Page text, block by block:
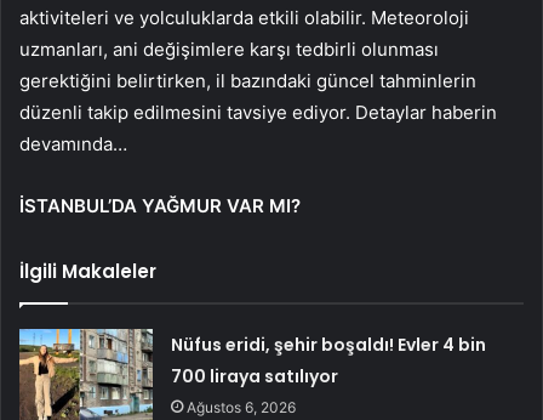
aktiviteleri ve yolculuklarda etkili olabilir. Meteoroloji
uzmanları, ani değişimlere karşı tedbirli olunması
gerektiğini belirtirken, il bazındaki güncel tahminlerin
düzenli takip edilmesini tavsiye ediyor. Detaylar haberin
devamında…
İSTANBUL’DA YAĞMUR VAR MI?
İlgili Makaleler
Nüfus eridi, şehir boşaldı! Evler 4 bin
700 liraya satılıyor
Ağustos 6, 2026